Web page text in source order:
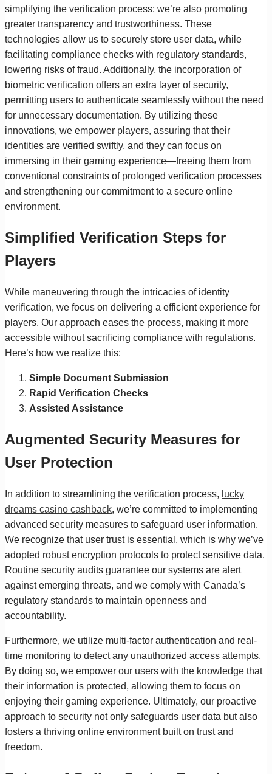
simplifying the verification process; we’re also promoting
greater transparency and trustworthiness. These
technologies allow us to securely store user data, while
facilitating compliance checks with regulatory standards,
lowering risks of fraud. Additionally, the incorporation of
biometric verification offers an extra layer of security,
permitting users to authenticate seamlessly without the need
for unnecessary documentation. By utilizing these
innovations, we empower players, assuring that their
identities are verified swiftly, and they can focus on
immersing in their gaming experience—freeing them from
conventional constraints of prolonged verification processes
and strengthening our commitment to a secure online
environment.
Simplified Verification Steps for
Players
While maneuvering through the intricacies of identity
verification, we focus on delivering a efficient experience for
players. Our approach eases the process, making it more
accessible without sacrificing compliance with regulations.
Here’s how we realize this:
Simple Document Submission
Rapid Verification Checks
Assisted Assistance
Augmented Security Measures for
User Protection
In addition to streamlining the verification process, lucky
dreams casino cashback, we’re committed to implementing
advanced security measures to safeguard user information.
We recognize that user trust is essential, which is why we’ve
adopted robust encryption protocols to protect sensitive data.
Routine security audits guarantee our systems are alert
against emerging threats, and we comply with Canada’s
regulatory standards to maintain openness and
accountability.
Furthermore, we utilize multi-factor authentication and real-
time monitoring to detect any unauthorized access attempts.
By doing so, we empower our users with the knowledge that
their information is protected, allowing them to focus on
enjoying their gaming experience. Ultimately, our proactive
approach to security not only safeguards user data but also
fosters a thriving online environment built on trust and
freedom.